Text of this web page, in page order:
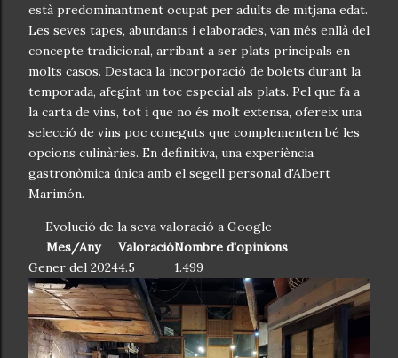
està predominantment ocupat per adults de mitjana edat.
Les seves tapes, abundants i elaborades, van més enllà del
concepte tradicional, arribant a ser plats principals en
molts casos. Destaca la incorporació de bolets durant la
temporada, afegint un toc especial als plats. Pel que fa a
la carta de vins, tot i que no és molt extensa, ofereix una
selecció de vins poc coneguts que complementen bé les
opcions culinàries. En definitiva, una experiència
gastronòmica única amb el segell personal d'Albert
Marimón.
Evolució de la seva valoració a Google
Mes/Any
ValoracióNombre d'opinions
Gener del 20244.5 1.499